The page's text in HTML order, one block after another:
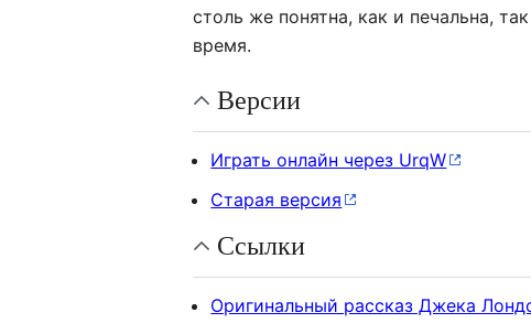
столь же понятна, как и печальна,
время.
Версии
Играть онлайн через UrqW
Старая версия
Ссылки
Оригинальный рассказ Джека